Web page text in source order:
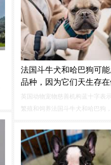
法国斗牛犬和哈巴狗可
品种，因为它们天生存
英国动物宠物慈善机构蓝十字表
繁殖和饲养法国斗牛犬和哈巴狗
危险健康问题是“过度繁殖”的结
于1897年的这家动物慈善机构正
的法律，以杜绝导致健康缺陷的“